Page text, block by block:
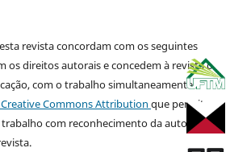
revista concordam com os seguintes
os direitos autorais e concedem à revista o
com o trabalho simultaneamente
Creative Commons Attribution que permite
com reconhecimento da autoria e